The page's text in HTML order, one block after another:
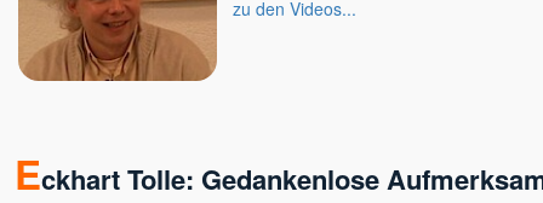
zu den Videos...
Eckhart Tolle: Gedankenlose